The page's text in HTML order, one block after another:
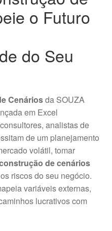
o Futuro
do Seu
Cenáriosda SOUZA
em Excel
analistas de
de um planejamento
volátil, tomar
de cenários
riscos do seu negócio.
variáveis externas,
lucrativos com